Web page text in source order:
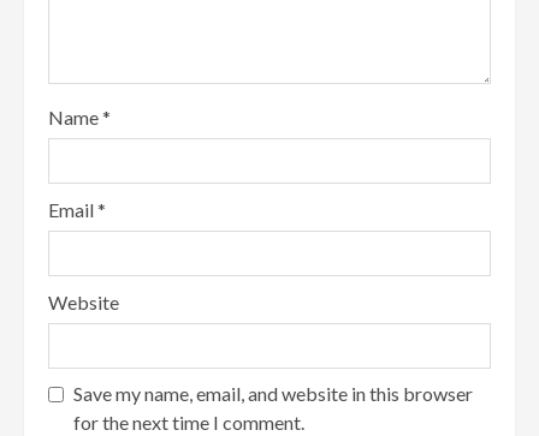
Name*
Email*
Website
Save my name, email, and website in this browser
for the next time I comment.